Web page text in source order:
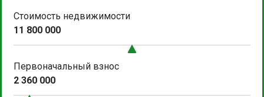
Стоимость недвижимости
11 800 000
Первоначальный взнос
2 360 000